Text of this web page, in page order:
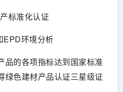
标准化认证
EPD环境分析
品的各项指标达到国家标准
绿色建材产品认证三星级证